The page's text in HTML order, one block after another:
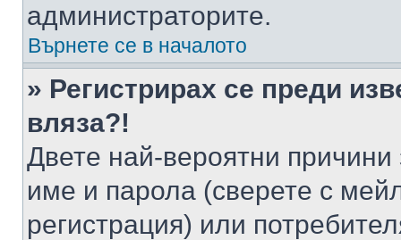
администраторите.
Върнете се в началото
» Регистрирах се преди
вляза?!
Двете най-вероятни
име и парола (сверете с
регистрация) или